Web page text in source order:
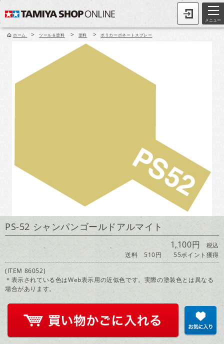
メニュー
ホーム > ツール＆塗料 > 塗料 > ポリカーボネートスプレー
PS-52 シャンパンゴールドアルマイト
1,100円 税込
送料 510円
55ポイント獲得
(ITEM 86052)
＊表示されている色はWeb表示用の近似色です。実際の塗装色とは異なる
場合があります。